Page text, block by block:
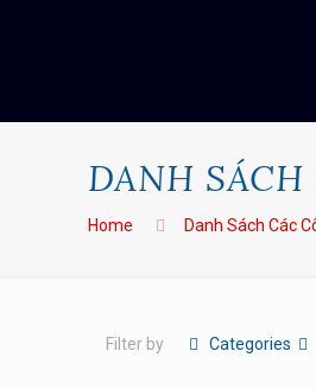
DANH
Home Danh Sách Các
Filter by Categories